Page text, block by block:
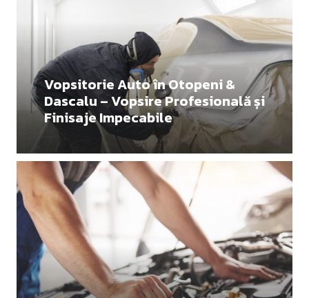
Vopsitorie Auto în Otopeni &
Dascalu – Vopsire Profesională și
Finisaje Impecabile